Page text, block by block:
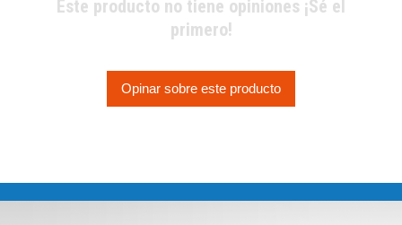
Este producto no tiene opiniones ¡Sé el
primero!
Opinar sobre este producto